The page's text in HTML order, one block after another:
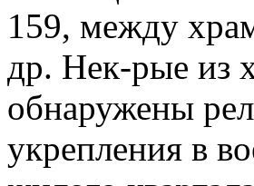
159, между
др. Нек-рые из
обнаружены
укрепления в